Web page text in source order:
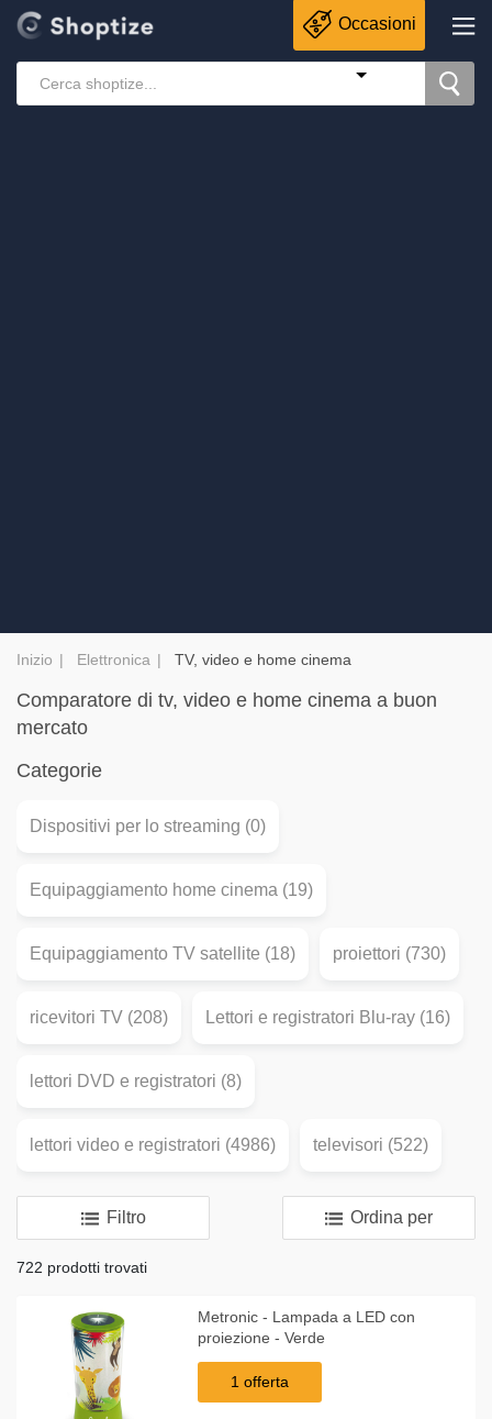
Occasioni
Inizio Elettronica TV, video e home cinema
Comparatore di tv, video e home cinema a buon
mercato
Categorie
Dispositivi per lo streaming (0)
Equipaggiamento home cinema (19)
Equipaggiamento TV satellite (18) proiettori (730)
ricevitori TV (208) Lettori e registratori Blu-ray (16)
lettori DVD e registratori (8)
lettori video e registratori (4986) televisori (522)
Filtro Ordina per
722 prodotti trovati
Metronic - Lampada a LED con
proiezione - Verde
1 offerta